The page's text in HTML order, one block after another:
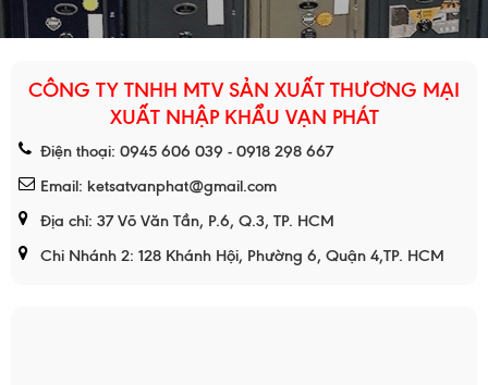
CÔNG TY TNHH MTV SẢN XUẤT THƯƠNG MẠI
XUẤT NHẬP KHẨU VẠN PHÁT
Điện thoại: 0945 606 039 - 0918 298 667
Email: ketsatvanphat@gmail.com
Địa chỉ: 37 Võ Văn Tần, P.6, Q.3, TP. HCM
Chi Nhánh 2: 128 Khánh Hội, Phường 6, Quận 4,TP. HCM